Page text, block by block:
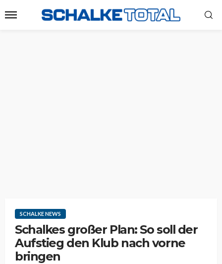
SCHALKE NEWS
Schalkes großer Plan: So soll der
Aufstieg den Klub nach vorne
bringen